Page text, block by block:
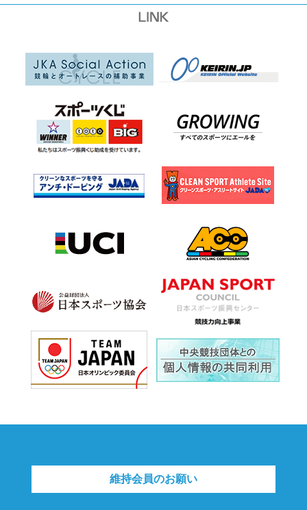
維持会員のお願い